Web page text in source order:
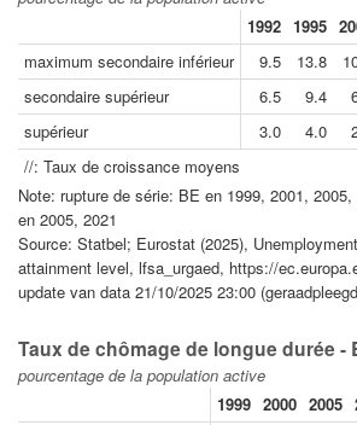
1992 1995
maximum secondaire inférieur
9.5 13.8
secondaire supérieur
6.5 9.4
supérieur
3.0 4.0
//: Taux de croissance moyens
Note: rupture de série: BE en 1999, 2001,
en 2005, 2021
Source: Statbel; Eurostat (2025),
attainment level, lfsa_urgaed, https://
update van data 21/10/2025 23:00
Taux de chômage de longue durée -
pourcentage de la population active
1999 2000 2005